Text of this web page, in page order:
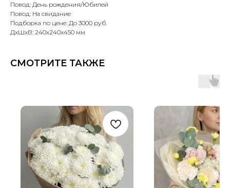
Повод: День рождения/Юбилей
Повод: На свидание
Подборка по цене: До 3000 руб.
ДxШxВ: 240x240x450 мм
СМОТРИТЕ ТАКЖЕ